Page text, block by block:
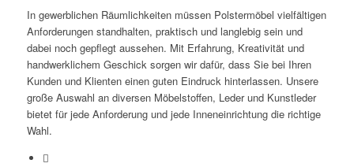
In gewerblichen Räumlichkeiten müssen Polstermöbel vielfältigen
Anforderungen standhalten, praktisch und langlebig sein und
dabei noch gepflegt aussehen. Mit Erfahrung, Kreativität und
handwerklichem Geschick sorgen wir dafür, dass Sie bei Ihren
Kunden und Klienten einen guten Eindruck hinterlassen. Unsere
große Auswahl an diversen Möbelstoffen, Leder und Kunstleder
bietet für jede Anforderung und jede Inneneinrichtung die richtige
Wahl.